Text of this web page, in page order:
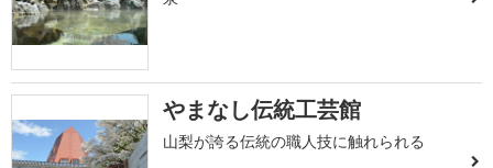
やまなし伝統工芸館
山梨が誇る伝統の職人技に触れられる